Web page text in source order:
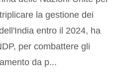
la gestione dei
entro il 2024, ha
per combattere gli
da p...